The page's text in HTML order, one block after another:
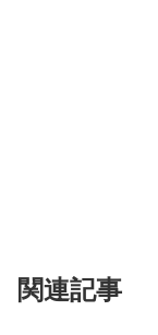
関連記事